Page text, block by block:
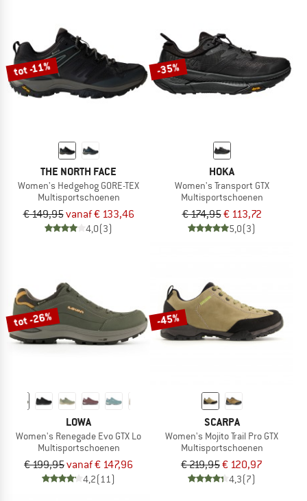
tot -11%
THE NORTH FACE
Women's Hedgehog GORE-TEX
Multisportschoenen
€ 149,95vanaf € 133,46
4,0(3)
-35%
HOKA
Women's Transport GTX
Multisportschoenen
€ 174,95€ 113,72
5,0(3)
tot -26%
LOWA
Women's Renegade Evo GTX Lo
Multisportschoenen
€ 199,95vanaf € 147,96
4,2(11)
-45%
SCARPA
Women's Mojito Trail Pro GTX
Multisportschoenen
€ 219,95€ 120,97
4,3(7)